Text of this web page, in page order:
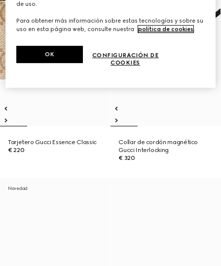
Tarjetero Gucci Essence Classic
€ 220
Collar de cordón magnético
Gucci Interlocking
€ 320
Novedad
de uso.
Para obtener más información sobre estas tecnologías y sobre su
uso en esta página web, consulte nuestra
política de cookies.
CONFIGURACIÓN DE
COOKIES
OK